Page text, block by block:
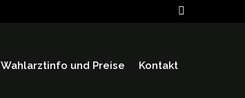
Wahlarztinfo und Preise Kontakt